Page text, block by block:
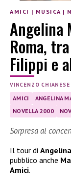
AMICI | MUSICA |
Angelina
Roma,
Filippi e
VINCENZO CHIANESE
AMICI ANGELINA
NOVELLA 2000
Sorpresa al
Il tour di
pubblico anche
Amici.